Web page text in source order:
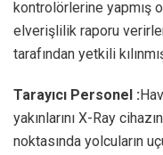
kontrolörlerine yapmış
elverişlilik raporu
tarafından yetkili
Tarayıcı Personel :
yakınlarını X-Ray
noktasında yolcuların